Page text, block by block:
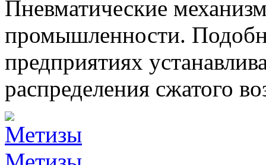
Пневматические
промышленности.
предприятиях
распределения сжатого